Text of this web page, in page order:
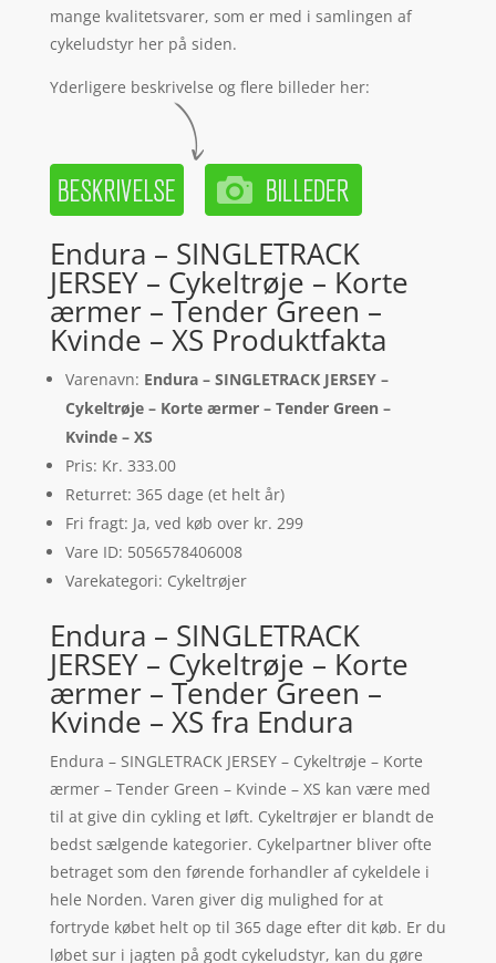
mange kvalitetsvarer, som er med i samlingen af
cykeludstyr her på siden.
Yderligere beskrivelse og flere billeder her:
Endura – SINGLETRACK
JERSEY – Cykeltrøje – Korte
ærmer – Tender Green –
Kvinde – XS Produktfakta
Varenavn: Endura – SINGLETRACK JERSEY –
Cykeltrøje – Korte ærmer – Tender Green –
Kvinde – XS
Pris: Kr. 333.00
Returret: 365 dage (et helt år)
Fri fragt: Ja, ved køb over kr. 299
Vare ID: 5056578406008
Varekategori: Cykeltrøjer
Endura – SINGLETRACK
JERSEY – Cykeltrøje – Korte
ærmer – Tender Green –
Kvinde – XS fra Endura
Endura – SINGLETRACK JERSEY – Cykeltrøje – Korte
ærmer – Tender Green – Kvinde – XS kan være med
til at give din cykling et løft. Cykeltrøjer er blandt de
bedst sælgende kategorier. Cykelpartner bliver ofte
betraget som den førende forhandler af cykeldele i
hele Norden. Varen giver dig mulighed for at
fortryde købet helt op til 365 dage efter dit køb. Er du
løbet sur i jagten på godt cykeludstyr, kan du gøre